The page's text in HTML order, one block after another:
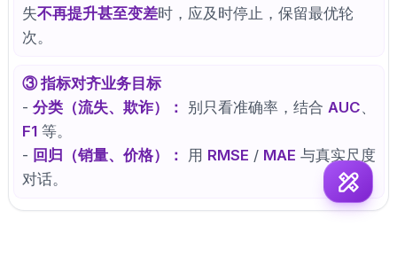
失不再提升甚至变差时，应及时停止，保留最优轮
次。
③ 指标对齐业务目标
- 分类（流失、欺诈）： 别只看准确率，结合 AUC、
F1等。
- 回归（销量、价格）： 用 RMSE / MAE 与真实尺度
对话。